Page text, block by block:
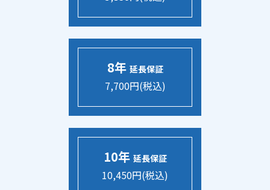
8年 延長保証
7,700円(税込)
10年 延長保証
10,450円(税込)